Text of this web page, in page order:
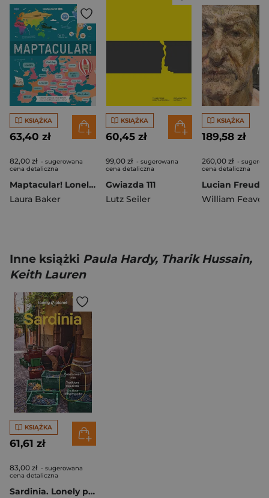
KSIĄŻKA
63,40 zł
82,00 zł - sugerowana
cena detaliczna
Maptacular! Lonely Planet Kids
Laura Baker
KSIĄŻKA
60,45 zł
99,00 zł - sugerowana
cena detaliczna
Gwiazda 111
Lutz Seiler
KSIĄŻKA
189,58 zł
260,00 zł -
cena detaliczna
Lucian Freud
William Feaver
Inne książki Paula Hardy, Tharik Hussain,
Keith Lauren
KSIĄŻKA
61,61 zł
83,00 zł - sugerowana
cena detaliczna
Sardinia. Lonely planet